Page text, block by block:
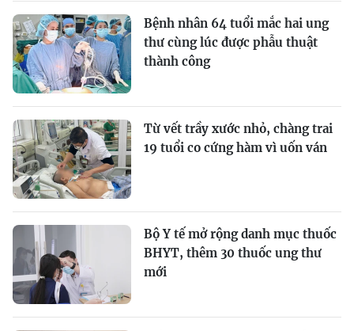
Bệnh nhân 64 tuổi mắc hai ung
thư cùng lúc được phẫu thuật
thành công
Từ vết trầy xước nhỏ, chàng trai
19 tuổi co cứng hàm vì uốn ván
Bộ Y tế mở rộng danh mục thuốc
BHYT, thêm 30 thuốc ung thư
mới